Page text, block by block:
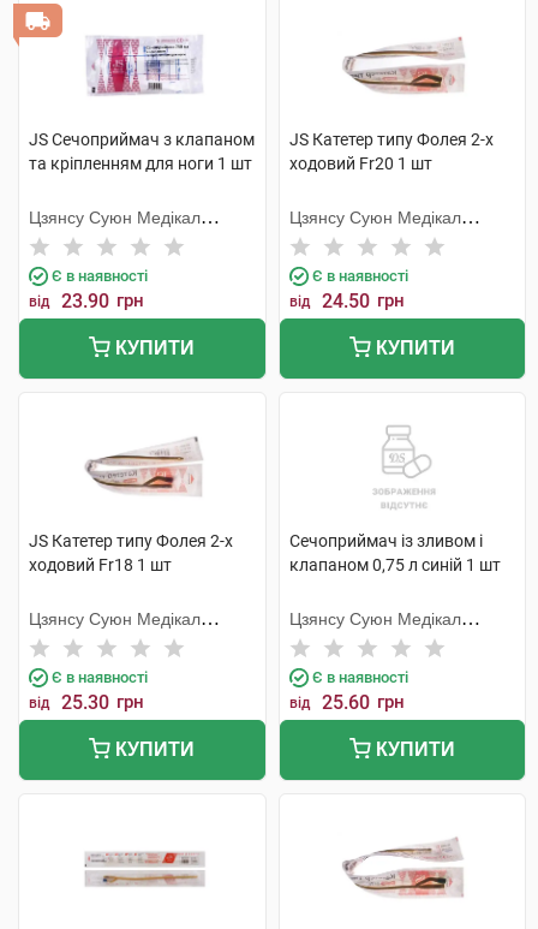
JS Сечоприймач з клапаном
та кріпленням для ноги 1 шт
Цзянсу Суюн Медікал
Метіріалс
Є в наявності
від 23.90 грн
КУПИТИ
JS Катетер типу Фолея 2-х
ходовий Fr20 1 шт
Цзянсу Суюн Медікал
Метіріалс
Є в наявності
від 24.50 грн
КУПИТИ
JS Катетер типу Фолея 2-х
ходовий Fr18 1 шт
Цзянсу Суюн Медікал
Метіріалс
Є в наявності
від 25.30 грн
КУПИТИ
Сечоприймач із зливом і
клапаном 0,75 л синій 1 шт
Цзянсу Суюн Медікал
Метіріалс
Є в наявності
від 25.60 грн
КУПИТИ